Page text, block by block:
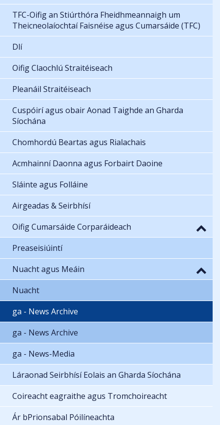
TFC-Oifig an Stiúrthóra Fheidhmeannaigh um
Theicneolaíochtaí Faisnéise agus Cumarsáide (TFC)
Dlí
Oifig Claochlú Straitéiseach
Pleanáil Straitéiseach
Cuspóirí agus obair Aonad Taighde an Gharda
Síochána
Chomhordú Beartas agus Rialachais
Acmhainní Daonna agus Forbairt Daoine
Sláinte agus Folláine
Airgeadas & Seirbhísí
Oifig Cumarsáide Corparáideach
Preaseisiúintí
Nuacht agus Meáin
Nuacht
ga - News Archive
ga - News Archive
ga - News-Media
Láraonad Seirbhísí Eolais an Gharda Síochána
Coireacht eagraithe agus Tromchoireacht
Ár bPrionsabal Póilíneachta